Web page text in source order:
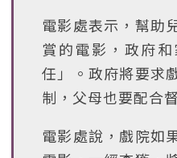
電影處表示，幫助
賞的電影，政府
任」。政府將要求
制，父母也要配合
電影處說，戲院如